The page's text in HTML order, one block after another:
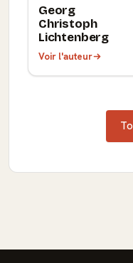
Georg
Christoph
Lichtenberg
Voir l'auteur